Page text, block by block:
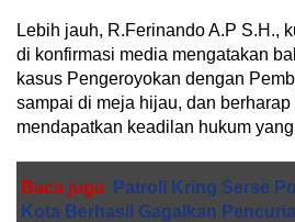
Lebih jauh, R.Ferinando A.P S.H.,
di konfirmasi media mengatakan
kasus Pengeroyokan dengan
sampai di meja hijau, dan berharap
mendapatkan keadilan hukum
Baca juga
Patroli Kring Serse
Kota Berhasil Gagalkan